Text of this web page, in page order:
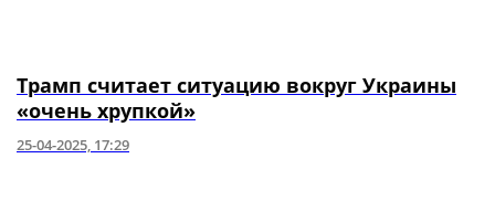
Трамп считает ситуацию вокруг Украины
«очень хрупкой»
25-04-2025, 17:29